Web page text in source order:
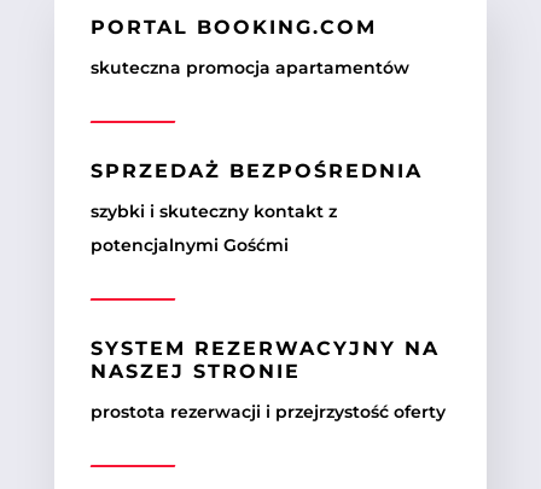
PORTAL BOOKING.COM
skuteczna promocja apartamentów
SPRZEDAŻ BEZPOŚREDNIA
szybki i skuteczny kontakt z
potencjalnymi Gośćmi
SYSTEM REZERWACYJNY NA
NASZEJ STRONIE
prostota rezerwacji i przejrzystość oferty